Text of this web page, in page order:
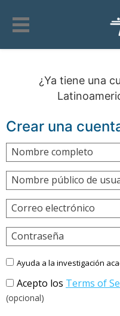
¿Ya tiene una
Crear una
Nombre completo
Nombre público de
Correo electrónico
Contraseña
Ayuda a la investigación
Acepto los Terms of
(opcional)